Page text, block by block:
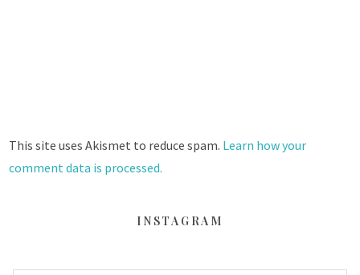
This site uses Akismet to reduce spam. Learn how your
comment data is processed.
INSTAGRAM